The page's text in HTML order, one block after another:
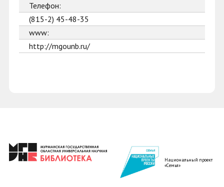
Телефон:
(815-2) 45-48-35
www:
http://mgounb.ru/
Национальный проект
«Семья»